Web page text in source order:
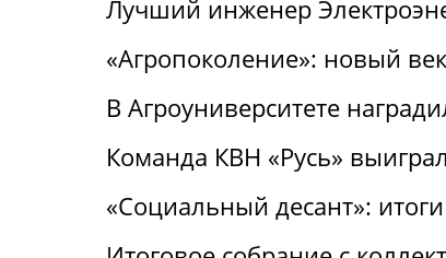
Лучший инженер
«Агропоколение»: новый
В Агроуниверситете
Команда КВН «Русь»
«Социальный десант»: